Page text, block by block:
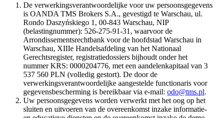
De verwerkingsverantwoordelijke voor uw persoonsgegevens
is OANDA TMS Brokers S.A., gevestigd te Warschau, ul.
Rondo Daszyńskiego 1, 00-843 Warschau, NIP
(belastingnummer): 526-275-91-31, waarvoor de
Arrondissementsrechtbank voor de hoofdstad Warschau in
Warschau, XIIIe Handelsafdeling van het Nationaal
Gerechtsregister, registratiedossiers bijhoudt onder het
nummer KRS: 0000204776, met een aandelenkapitaal van 3
537 560 PLN (volledig gestort). De door de
verwerkingsverantwoordelijke aangestelde functionaris voor
gegevensbescherming is bereikbaar via e-mail: odo@tms.pl.
Uw persoonsgegevens worden verwerkt met het oog op het
sluiten en uitvoeren van de overeenkomst inzake informatie-